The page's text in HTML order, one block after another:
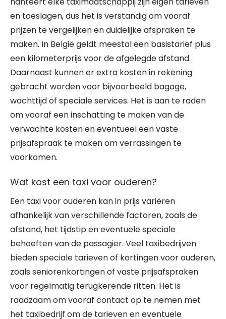
en toeslagen, dus het is verstandig om vooraf
prijzen te vergelijken en duidelijke afspraken te
maken. In België geldt meestal een basistarief plus
een kilometerprijs voor de afgelegde afstand.
Daarnaast kunnen er extra kosten in rekening
gebracht worden voor bijvoorbeeld bagage,
wachttijd of speciale services. Het is aan te raden
om vooraf een inschatting te maken van de
verwachte kosten en eventueel een vaste
prijsafspraak te maken om verrassingen te
voorkomen.
Wat kost een taxi voor ouderen?
Een taxi voor ouderen kan in prijs variëren
afhankelijk van verschillende factoren, zoals de
afstand, het tijdstip en eventuele speciale
behoeften van de passagier. Veel taxibedrijven
bieden speciale tarieven of kortingen voor ouderen,
zoals seniorenkortingen of vaste prijsafspraken
voor regelmatig terugkerende ritten. Het is
raadzaam om vooraf contact op te nemen met
het taxibedrijf om de tarieven en eventuele